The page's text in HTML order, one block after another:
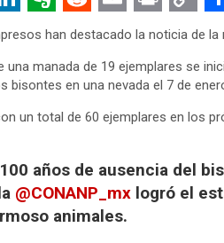
E
e
r
o
t
e
R
e
d
d
t
E
m
a
i
P
i
n
C
p
y
i
n
S
h
a
r
han destacado la noticia de
manada de 19 ejemplares se
bisontes en una nevada el 7 de
un total de 60 ejemplares en los
años de ausencia del
@CONANP_mx logró el
animales.